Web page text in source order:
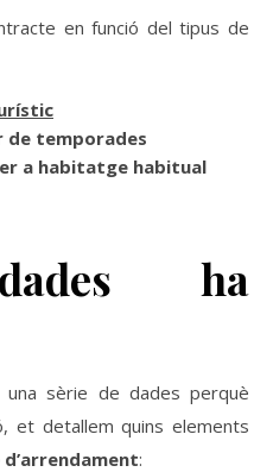
en funció del tipus de
de temporades
a habitatge habitual
ha
una sèrie de dades perquè
et detallem quins elements
: